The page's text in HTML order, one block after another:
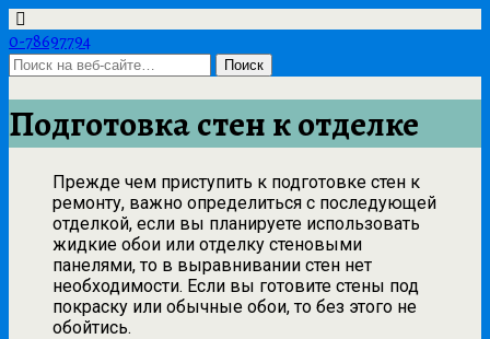
0-78697794
Подготовка стен к отделке
Прежде чем приступить к подготовке стен к
ремонту, важно определиться с последующей
отделкой, если вы планируете использовать
жидкие обои или отделку стеновыми
панелями, то в выравнивании стен нет
необходимости. Если вы готовите стены под
покраску или обычные обои, то без этого не
обойтись.